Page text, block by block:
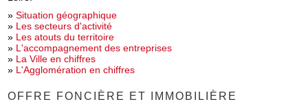
»Situation géographique
» Les secteurs d'activité
» Les atouts du territoire
» L'accompagnement des entreprises
» La Ville en chiffres
» L'Agglomération en chiffres
OFFRE FONCIÈRE ET IMMOBILIÈRE